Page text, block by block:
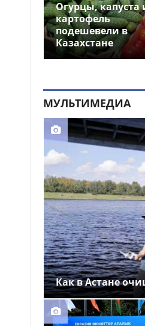
12:01
Выборы депутатов
Курултая: как узнать свой
избирательный участок
11:41
Служебная собака
помогла полицейским
Огурцы, капуста
картофель
подешевели в
Казахстане
МУЛЬТИМЕДИА
Как в Астане